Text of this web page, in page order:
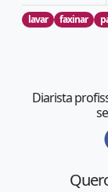
lavar faxinar
Diarista